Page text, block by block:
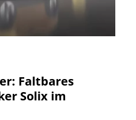
Faltbares
Solix im